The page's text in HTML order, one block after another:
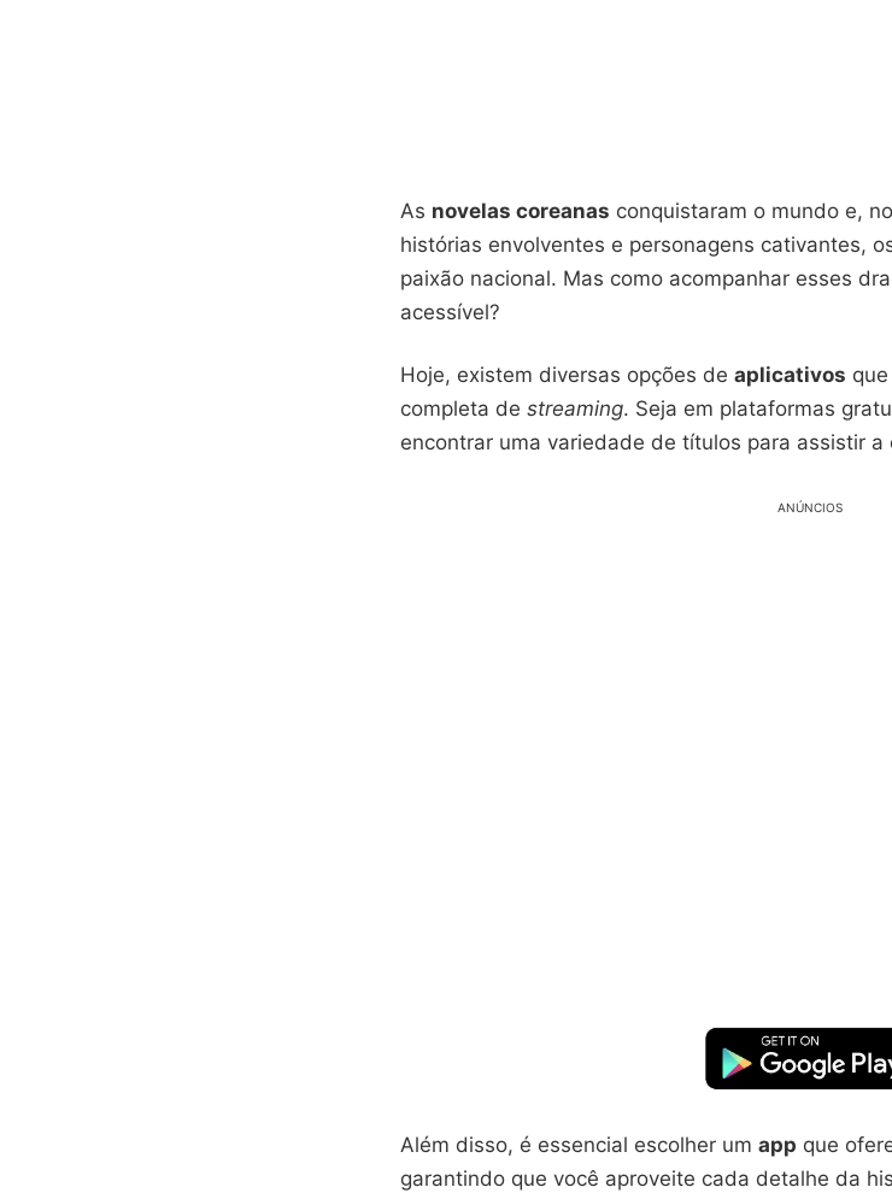
As novelas coreanas conquistaram o mundo e,
histórias envolventes e personagens cativantes,
paixão nacional. Mas como acompanhar esses
acessível?
Hoje, existem diversas opções de aplicativos
completa de streaming. Seja em plataformas
encontrar uma variedade de títulos para assistir a
ANÚNCIOS
Além disso, é essencial escolher um app que
garantindo que você aproveite cada detalhe da